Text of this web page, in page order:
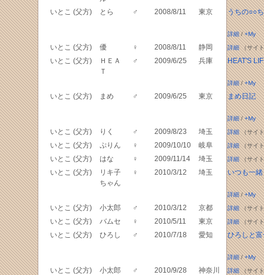
いとこ (父方) とら ♂ 2008/8/11 東京 うちの○○
詳細/+My
いとこ (父方) 優 ♀ 2008/8/11 静岡 詳細（サイ
いとこ (父方)
ＨＥＡ
Ｔ
♂ 2009/6/25 兵庫 HEAT'S
詳細/+My
いとこ (父方) まめ ♂ 2009/6/25 東京 まめ日記
詳細/+My
いとこ (父方) りく ♂ 2009/8/23 埼玉 詳細（サイ
いとこ (父方) ぷりん ♀ 2009/10/10 岐阜 詳細（サイ
いとこ (父方) はな ♀ 2009/11/14 埼玉 詳細（サイ
いとこ (父方)
リキ子
ちゃん
♀ 2010/3/12 埼玉 いつも一緒
詳細/+My
いとこ (父方) 小太郎 ♂ 2010/3/12 京都 詳細（サイ
いとこ (父方) バムセ ♀ 2010/5/11 東京 詳細（サイ
いとこ (父方) ひろし ♂ 2010/7/18 愛知 ひろしと富
詳細/+My
いとこ (父方) 小太郎 ♂ 2010/9/28 神奈川 詳細（サイ